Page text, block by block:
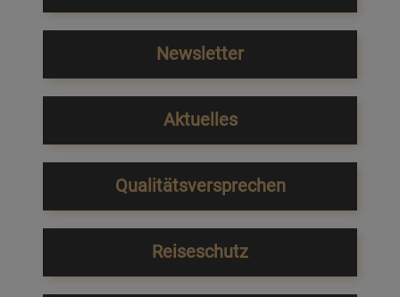
Newsletter
Aktuelles
Qualitätsversprechen
Reiseschutz